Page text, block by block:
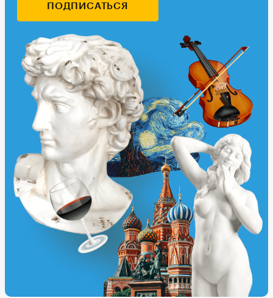
ПОДПИСАТЬСЯ